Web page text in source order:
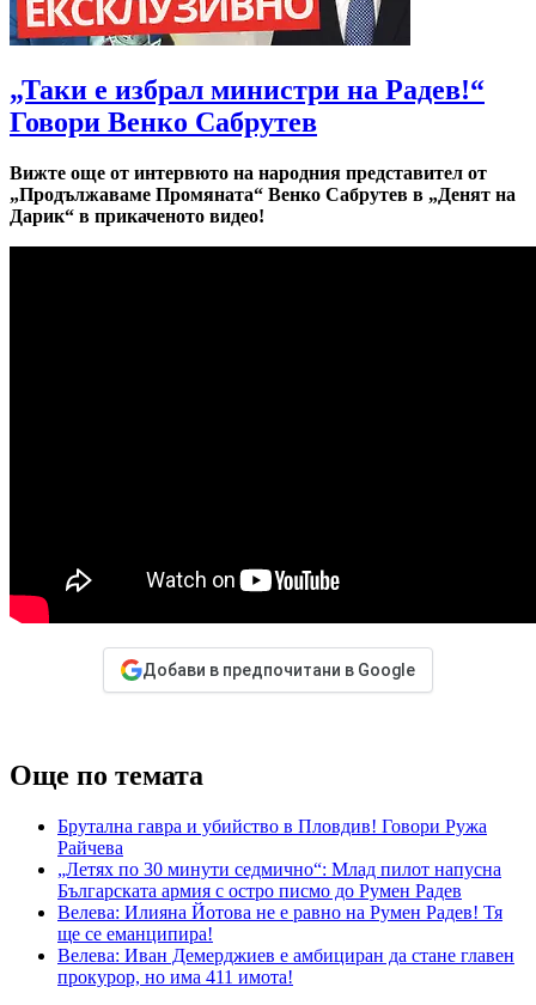
„Таки е избрал министри на Радев!“
Говори Венко Сабрутев
Вижте още от интервюто на народния представител от
„Продължаваме Промяната“ Венко Сабрутев в „Денят на
Дарик“ в прикаченото видео!
Добави в предпочитани в Google
Още по темата
Брутална гавра и убийство в Пловдив! Говори Ружа
Райчева
„Летях по 30 минути седмично“: Млад пилот напусна
Българската армия с остро писмо до Румен Радев
Велева: Илияна Йотова не е равно на Румен Радев! Тя
ще се еманципира!
Велева: Иван Демерджиев е амбициран да стане главен
прокурор, но има 411 имота!